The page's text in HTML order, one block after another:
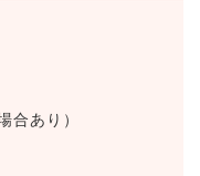
合あり）